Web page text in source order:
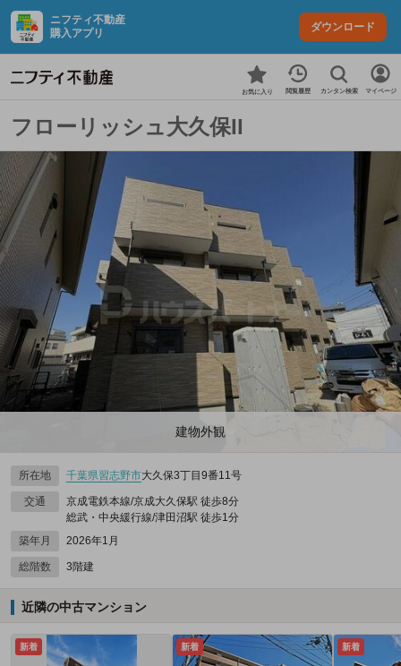
ニフティ不動産
購入アプリ
ダウンロード
お気に入り 閲覧履歴 カンタン検索 マイページ
フローリッシュ大久保II
建物外観
所在地 千葉県習志野市大久保3丁目9番11号
交通
京成電鉄本線/京成大久保駅 徒歩8分
総武・中央緩行線/津田沼駅 徒歩1分
築年月
2026年1月
総階数 3階建
近隣の中古マンション
新着 新着 新着